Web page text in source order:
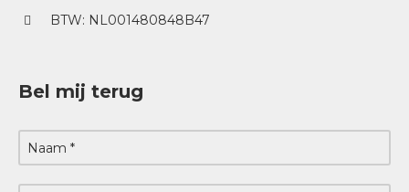
BTW: NL001480848B47
Bel mij terug